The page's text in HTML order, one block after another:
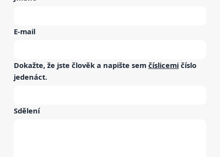
E-mail
Dokažte, že jste člověk a napište sem číslicemi číslo
jedenáct.
Sdělení